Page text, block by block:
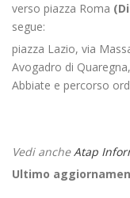
verso piazza Roma
segue:
piazza Lazio, via
Avogadro di
Abbiate e percorso
Vedi ancheAtap
Ultimo